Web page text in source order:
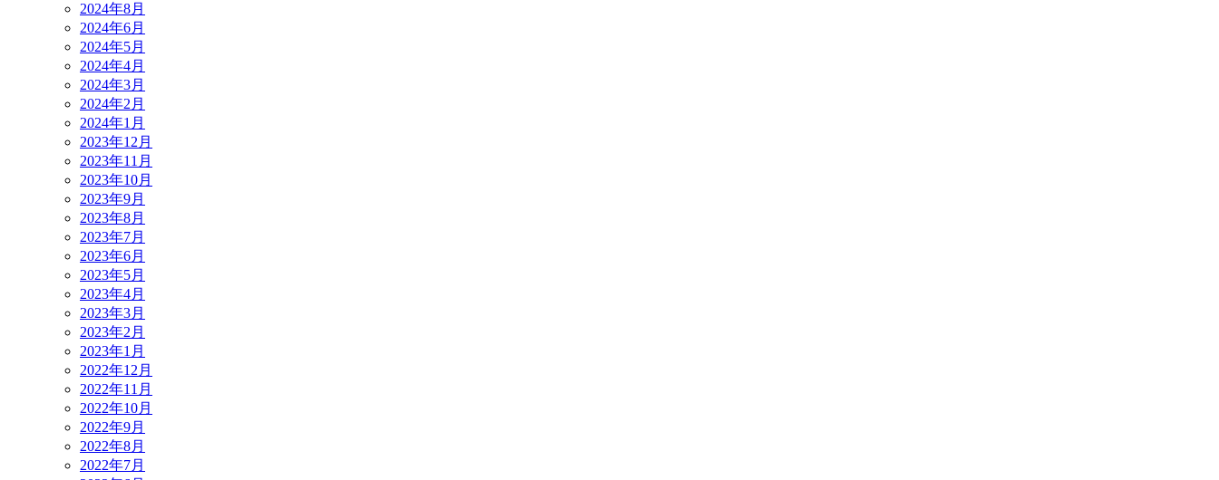
2024年8月
2024年6月
2024年5月
2024年4月
2024年3月
2024年2月
2024年1月
2023年12月
2023年11月
2023年10月
2023年9月
2023年8月
2023年7月
2023年6月
2023年5月
2023年4月
2023年3月
2023年2月
2023年1月
2022年12月
2022年11月
2022年10月
2022年9月
2022年8月
2022年7月